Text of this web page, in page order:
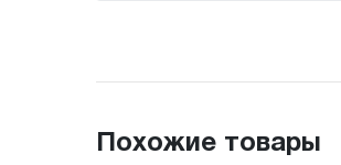
Похожие товары